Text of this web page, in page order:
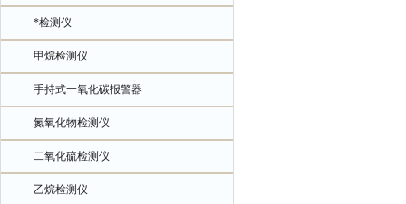
*检测仪
甲烷检测仪
手持式一氧化碳报警器
氮氧化物检测仪
二氧化硫检测仪
乙烷检测仪